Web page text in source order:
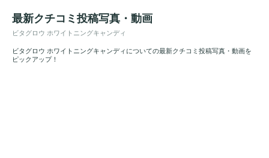
最新クチコミ投稿写真・動画
ビタグロウ ホワイトニングキャンディ
ビタグロウ ホワイトニングキャンディについての最新クチコミ投稿写真・動画を
ピックアップ！